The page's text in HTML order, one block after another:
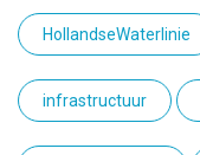
HollandseWaterlinie
infrastructuur